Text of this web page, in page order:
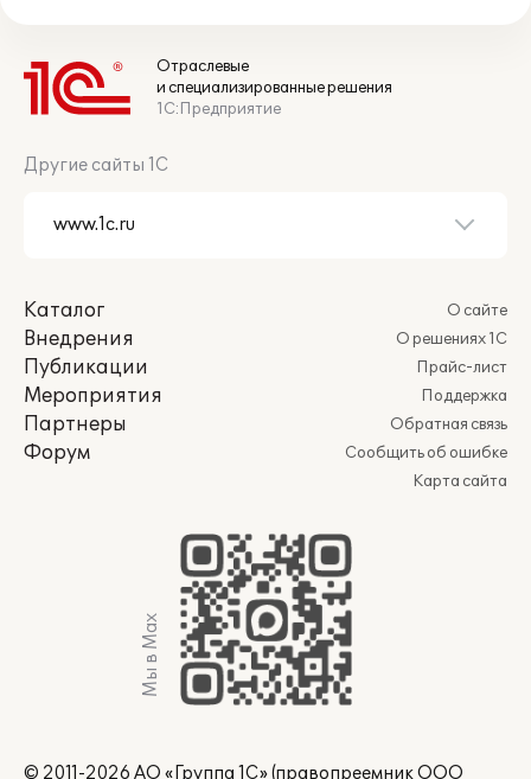
Отраслевые
и специализированные решения
1С:Предприятие
Другие сайты 1С
Каталог
Внедрения
Публикации
Мероприятия
Партнеры
Форум
О сайте
О решениях 1С
Прайс-лист
Поддержка
Обратная связь
Сообщить об ошибке
Карта сайта
Мы в Max
© 2011-2026 АО «Группа 1С» (правопреемник ООО